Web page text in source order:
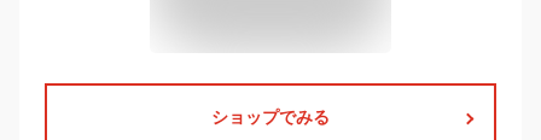
ショップでみる